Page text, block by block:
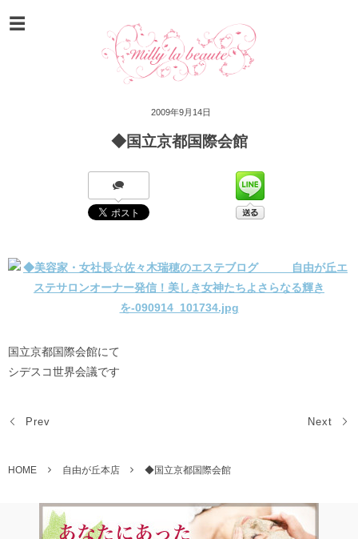
2009年9月14日
◆国立京都国際会館
国立京都国際会館にて
シデスコ世界会議です
Prev Next
HOME 自由が丘本店 ◆国立京都国際会館